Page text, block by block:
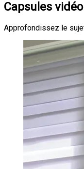
Capsules
Approfondissez le